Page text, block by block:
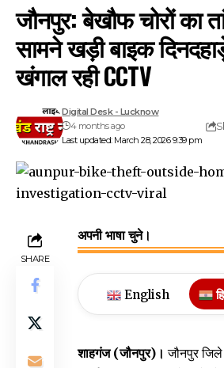
जौनपुर: बेखौफ चोरों का
सामने खड़ी बाइक
खंगाल रही CCTV
Last updated: March 28, 2026 9:39 pm
Digital Desk - Lucknow
4 months ago
SHARE
अपनी भाषा चुने।
English
शाहगंज (जौनपुर)। जौनपुर